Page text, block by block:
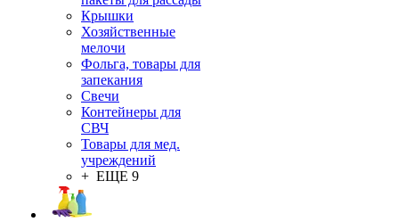
Крышки
Хозяйственные
мелочи
Фольга, товары для
запекания
Свечи
Контейнеры для
СВЧ
Товары для мед.
учреждений
+ ЕЩЕ 9